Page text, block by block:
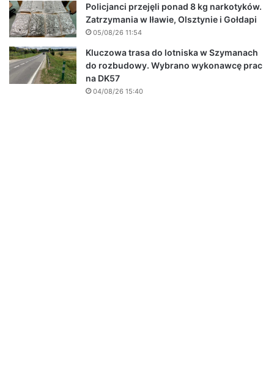
Policjanci przejęli ponad 8 kg narkotyków.
Zatrzymania w Iławie, Olsztynie i Gołdapi
05/08/26 11:54
Kluczowa trasa do lotniska w Szymanach
do rozbudowy. Wybrano wykonawcę prac
na DK57
04/08/26 15:40